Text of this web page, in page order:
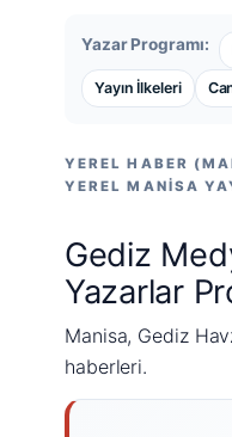
Yazar Programı:
Yayın İlkeleri
YEREL HABER
YEREL MANISA
Gediz
Yazarlar
Manisa, Gediz
haberleri.